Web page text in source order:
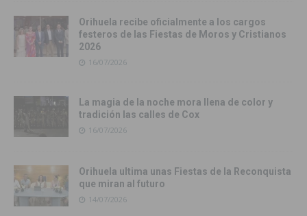
Orihuela recibe oficialmente a los cargos
festeros de las Fiestas de Moros y Cristianos
2026
16/07/2026
La magia de la noche mora llena de color y
tradición las calles de Cox
16/07/2026
Orihuela ultima unas Fiestas de la Reconquista
que miran al futuro
14/07/2026